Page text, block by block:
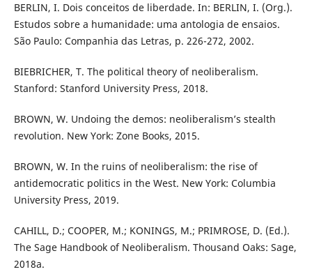
BERLIN, I. Dois conceitos de liberdade. In: BERLIN, I. (Org.).
Estudos sobre a humanidade: uma antologia de ensaios.
São Paulo: Companhia das Letras, p. 226-272, 2002.
BIEBRICHER, T. The political theory of neoliberalism.
Stanford: Stanford University Press, 2018.
BROWN, W. Undoing the demos: neoliberalism’s stealth
revolution. New York: Zone Books, 2015.
BROWN, W. In the ruins of neoliberalism: the rise of
antidemocratic politics in the West. New York: Columbia
University Press, 2019.
CAHILL, D.; COOPER, M.; KONINGS, M.; PRIMROSE, D. (Ed.).
The Sage Handbook of Neoliberalism. Thousand Oaks: Sage,
2018a.